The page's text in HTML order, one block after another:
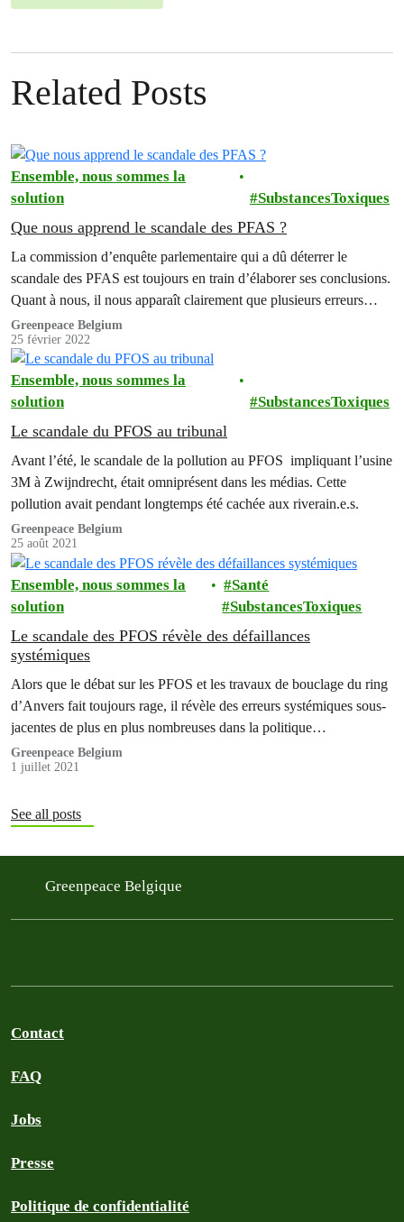
Related Posts
Ensemble, nous sommes la
solution
SubstancesToxiques
Que nous apprend le scandale des PFAS ?
La commission d’enquête parlementaire qui a dû déterrer le
scandale des PFAS est toujours en train d’élaborer ses conclusions.
Quant à nous, il nous apparaît clairement que plusieurs erreurs
majeures ont été commises dans cette histoire, raison pour laquelle
nous avons également porté l'affaire en justice.
Greenpeace Belgium
25 février 2022
Ensemble, nous sommes la
solution
SubstancesToxiques
Le scandale du PFOS au tribunal
Avant l’été, le scandale de la pollution au PFOS impliquant l’usine
3M à Zwijndrecht, était omniprésent dans les médias. Cette
pollution avait pendant longtemps été cachée aux riverain.e.s.
Greenpeace Belgium
25 août 2021
Ensemble, nous sommes la
solution
Santé
SubstancesToxiques
Le scandale des PFOS révèle des défaillances
systémiques
Alors que le débat sur les PFOS et les travaux de bouclage du ring
d’Anvers fait toujours rage, il révèle des erreurs systémiques sous-
jacentes de plus en plus nombreuses dans la politique
environnementale.
Greenpeace Belgium
1 juillet 2021
See all posts
Greenpeace Belgique
Contact
FAQ
Jobs
Presse
Politique de confidentialité